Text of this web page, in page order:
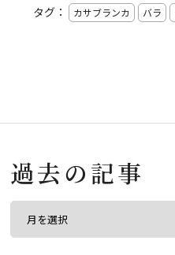
タグ： カサブランカ バラ
過去の記事